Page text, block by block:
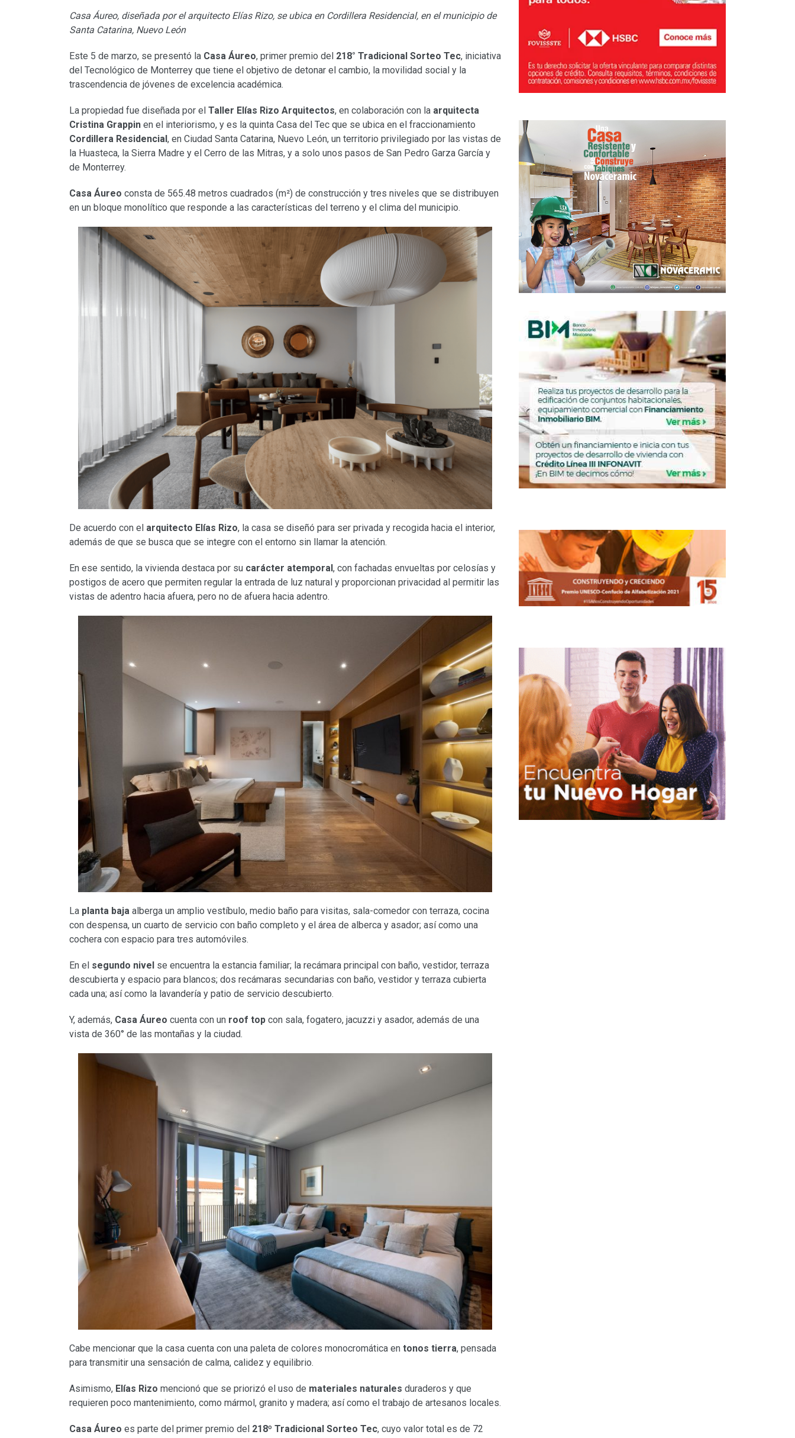
Casa Áureo, diseñada por el arquitecto Elías Rizo, se ubica en Cordillera Residencial, en el municipio de
Santa Catarina, Nuevo León
Este 5 de marzo, se presentó la Casa Áureo, primer premio del 218° Tradicional Sorteo Tec, iniciativa
del Tecnológico de Monterrey que tiene el objetivo de detonar el cambio, la movilidad social y la
trascendencia de jóvenes de excelencia académica.
La propiedad fue diseñada por el Taller Elías Rizo Arquitectos, en colaboración con la arquitecta
Cristina Grappin en el interiorismo, y es la quinta Casa del Tec que se ubica en el fraccionamiento
Cordillera Residencial , en Ciudad Santa Catarina, Nuevo León, un territorio privilegiado por las vistas de
la Huasteca, la Sierra Madre y el Cerro de las Mitras, y a solo unos pasos de San Pedro Garza García y
de Monterrey.
Casa Áureo consta de 565.48 metros cuadrados (m²) de construcción y tres niveles que se distribuyen
en un bloque monolítico que responde a las características del terreno y el clima del municipio.
De acuerdo con el arquitecto Elías Rizo, la casa se diseñó para ser privada y recogida hacia el interior,
además de que se busca que se integre con el entorno sin llamar la atención.
En ese sentido, la vivienda destaca por su carácter atemporal, con fachadas envueltas por celosías y
postigos de acero que permiten regular la entrada de luz natural y proporcionan privacidad al permitir las
vistas de adentro hacia afuera, pero no de afuera hacia adentro.
La planta baja alberga un amplio vestíbulo, medio baño para visitas, sala-comedor con terraza, cocina
con despensa, un cuarto de servicio con baño completo y el área de alberca y asador; así como una
cochera con espacio para tres automóviles.
En el segundo nivel se encuentra la estancia familiar; la recámara principal con baño, vestidor, terraza
descubierta y espacio para blancos; dos recámaras secundarias con baño, vestidor y terraza cubierta
cada una; así como la lavandería y patio de servicio descubierto.
Y, además, Casa Áureo cuenta con un roof top con sala, fogatero, jacuzzi y asador, además de una
vista de 360° de las montañas y la ciudad.
Cabe mencionar que la casa cuenta con una paleta de colores monocromática en tonos tierra, pensada
para transmitir una sensación de calma, calidez y equilibrio.
Asimismo, Elías Rizo mencionó que se priorizó el uso de materiales naturales duraderos y que
requieren poco mantenimiento, como mármol, granito y madera; así como el trabajo de artesanos locales.
Casa Áureo es parte del primer premio del 218º Tradicional Sorteo Tec, cuyo valor total es de 72